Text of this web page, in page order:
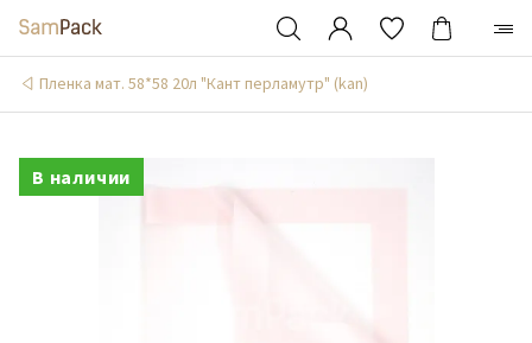
Пленка мат. 58*58 20л "Кант перламутр" (kan)
В наличии